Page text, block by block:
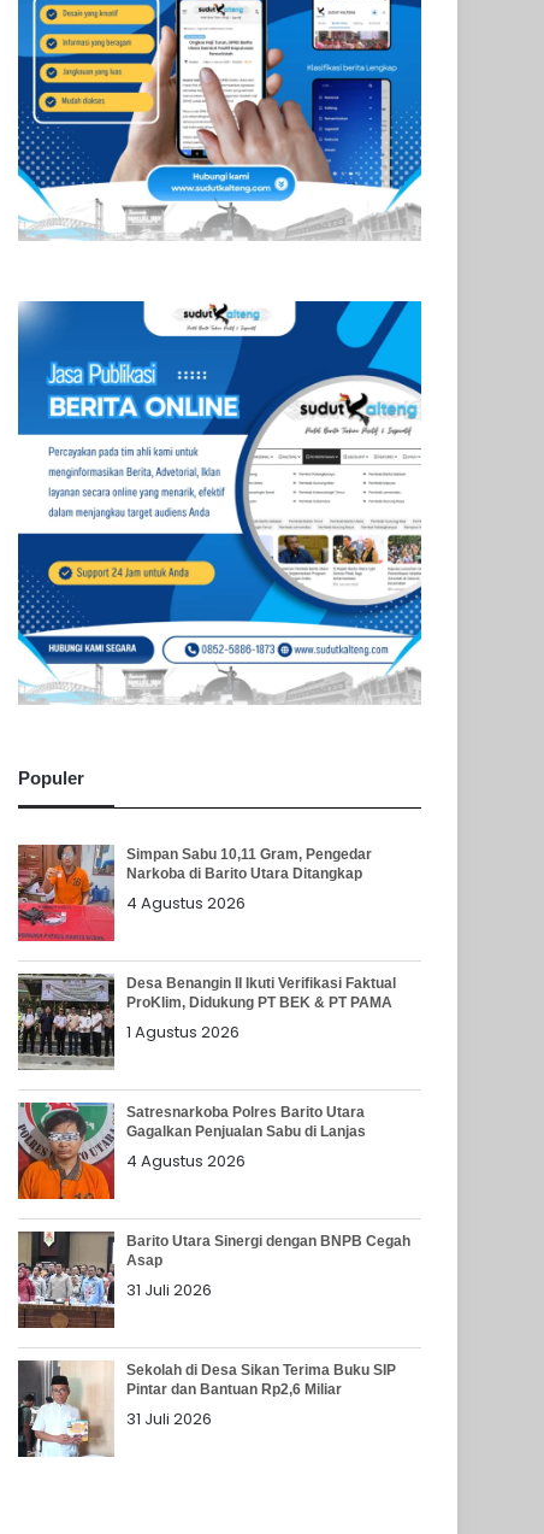
Populer
Simpan Sabu 10,11 Gram, Pengedar
Narkoba di Barito Utara Ditangkap
4 Agustus 2026
Desa Benangin II Ikuti Verifikasi Faktual
ProKlim, Didukung PT BEK & PT PAMA
1 Agustus 2026
Satresnarkoba Polres Barito Utara
Gagalkan Penjualan Sabu di Lanjas
4 Agustus 2026
Barito Utara Sinergi dengan BNPB Cegah
Asap
31 Juli 2026
Sekolah di Desa Sikan Terima Buku SIP
Pintar dan Bantuan Rp2,6 Miliar
31 Juli 2026